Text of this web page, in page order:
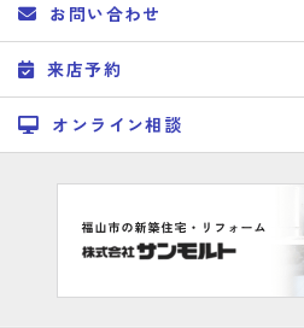
お問い合わせ
来店予約
オンライン相談